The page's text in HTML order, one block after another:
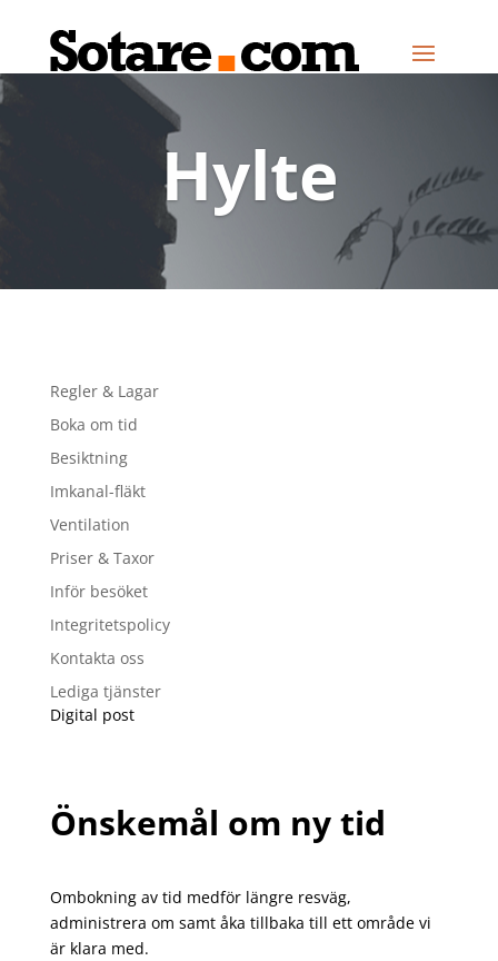
Hylte
Regler & Lagar
Boka om tid
Besiktning
Imkanal-fläkt
Ventilation
Priser & Taxor
Inför besöket
Integritetspolicy
Kontakta oss
Lediga tjänster
Digital post
Önskemål om ny tid
Ombokning av tid medför längre resväg,
administrera om samt åka tillbaka till ett område vi
är klara med.